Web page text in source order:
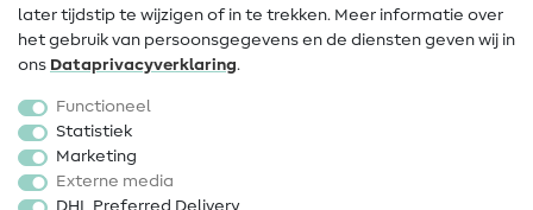
Populair
Fournituren
Sale
later tijdstip te wijzigen of in te trekken. Meer informatie over
het gebruik van persoonsgegevens en de diensten geven wij in
ons Data­privacy­verklaring.
Functioneel
Statistiek
Marketing
Externe media
DHL Preferred Delivery